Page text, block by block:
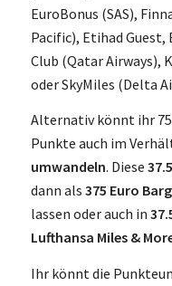
EuroBonus (SAS),
Pacific), Etihad Guest,
Club (Qatar Airways),
oder SkyMiles (Delta
Alternativ könnt ihr
Punkte auch im
umwandeln. Diese
dann als 375 Euro
lassen oder auch in
Lufthansa Miles &
Ihr könnt die